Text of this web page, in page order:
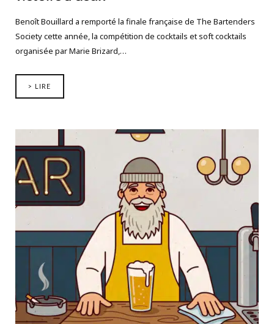
Benoît Bouillard a remporté la finale française de The Bartenders
Society cette année, la compétition de cocktails et soft cocktails
organisée par Marie Brizard,…
> LIRE